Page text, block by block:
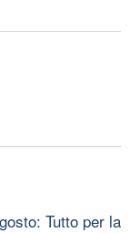
Tutto per la